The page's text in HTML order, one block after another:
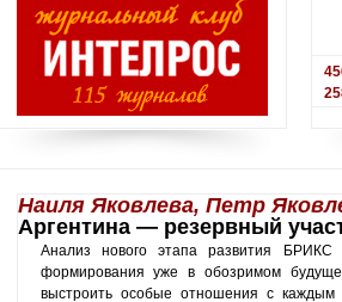
Наиля Яковлева, Петр
Аргентина — резервный
Анализ нового этапа развития БРИКС
формирования уже в обозримом
выстроить особые отношения с